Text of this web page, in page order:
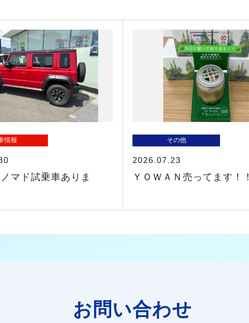
情報
マド試乗車ありま
その他
2026.07.23
ＹＯＷＡＮ売ってます！！
お問い合わせ